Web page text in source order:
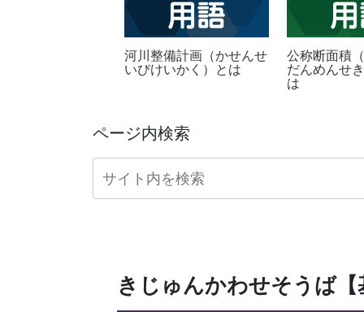
河川整備計画（かせんせ
いびけいかく）とは
公称断面積
だんめんせ
は
ページ内検索
きじゅんかわせそうば